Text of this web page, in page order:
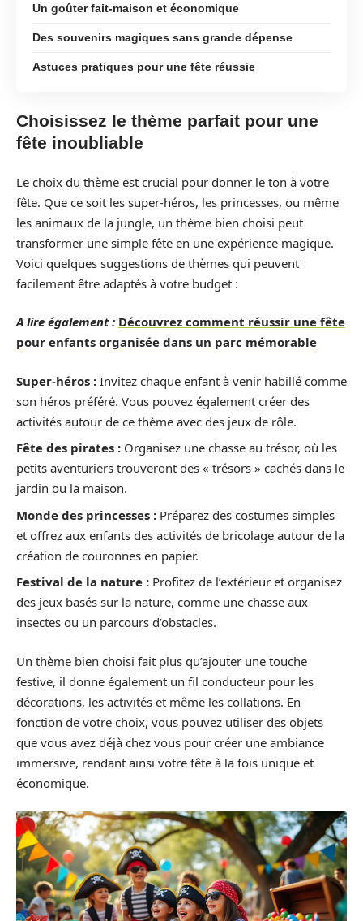
Un goûter fait-maison et économique
Des souvenirs magiques sans grande dépense
Astuces pratiques pour une fête réussie
Choisissez le thème parfait pour une
fête inoubliable
Le choix du thème est crucial pour donner le ton à votre
fête. Que ce soit les super-héros, les princesses, ou même
les animaux de la jungle, un thème bien choisi peut
transformer une simple fête en une expérience magique.
Voici quelques suggestions de thèmes qui peuvent
facilement être adaptés à votre budget :
A lire également : Découvrez comment réussir une fête
pour enfants organisée dans un parc mémorable
Super-héros : Invitez chaque enfant à venir habillé comme
son héros préféré. Vous pouvez également créer des
activités autour de ce thème avec des jeux de rôle.
Fête des pirates : Organisez une chasse au trésor, où les
petits aventuriers trouveront des « trésors » cachés dans le
jardin ou la maison.
Monde des princesses : Préparez des costumes simples
et offrez aux enfants des activités de bricolage autour de la
création de couronnes en papier.
Festival de la nature : Profitez de l’extérieur et organisez
des jeux basés sur la nature, comme une chasse aux
insectes ou un parcours d’obstacles.
Un thème bien choisi fait plus qu’ajouter une touche
festive, il donne également un fil conducteur pour les
décorations, les activités et même les collations. En
fonction de votre choix, vous pouvez utiliser des objets
que vous avez déjà chez vous pour créer une ambiance
immersive, rendant ainsi votre fête à la fois unique et
économique.